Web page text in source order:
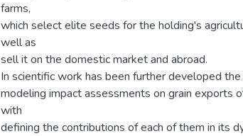
farms,
which select elite seeds for the holding's
well as
sell it on the domestic market and abroad.
In scientific work has been further developed
modeling impact assessments on grain exports
with
defining the contributions of each of them in its